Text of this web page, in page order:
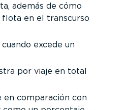
además de cómo
en el transcurso
excede un
por viaje en total
en comparación con